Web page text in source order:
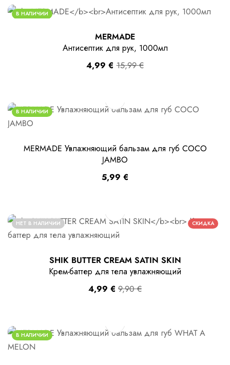
В НАЛИЧИИ
MERMADE
Антисептик для рук, 1000мл
15,99€
4,99€
В НАЛИЧИИ
MERMADE Увлажняющий бальзам для губ COCO
JAMBO
5,99 €
НЕТ В НАЛИЧИИ СКИДКА
SHIK BUTTER CREAM SATIN SKIN
Крем-баттер для тела увлажняющий
9,90€
4,99 €
В НАЛИЧИИ